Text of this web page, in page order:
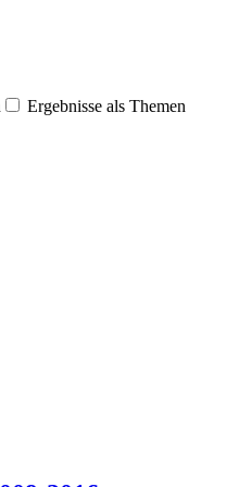
Ergebnisse als Themen